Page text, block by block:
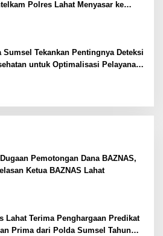
Polres Lahat Menyasar ke
Sumsel Tekankan Pentingnya Deteksi
untuk Optimalisasi Pelayanan
Pemotongan Dana BAZNAS,
Ketua BAZNAS Lahat
Lahat Terima Penghargaan Predikat
Prima dari Polda Sumsel Tahun